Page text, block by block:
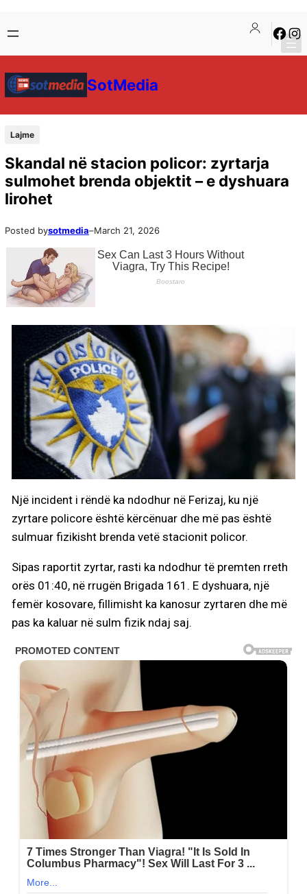
SotMedia
Lajme
Skandal në stacion policor: zyrtarja
sulmohet brenda objektit – e dyshuara
lirohet
Posted bysotmedia–March 21, 2026
Një incident i rëndë ka ndodhur në Ferizaj, ku një
zyrtare policore është kërcënuar dhe më pas është
sulmuar fizikisht brenda vetë stacionit policor.
Sipas raportit zyrtar, rasti ka ndodhur të premten rreth
orës 01:40, në rrugën Brigada 161. E dyshuara, një
femër kosovare, fillimisht ka kanosur zyrtaren dhe më
pas ka kaluar në sulm fizik ndaj saj.